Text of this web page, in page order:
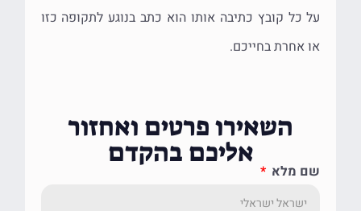
על כל קובץ כתיבה אותו הוא כתב בנוגע לתקופה כזו
או אחרת בחייכם.
השאירו פרטים ואחזור
אליכם בהקדם
שם מלא